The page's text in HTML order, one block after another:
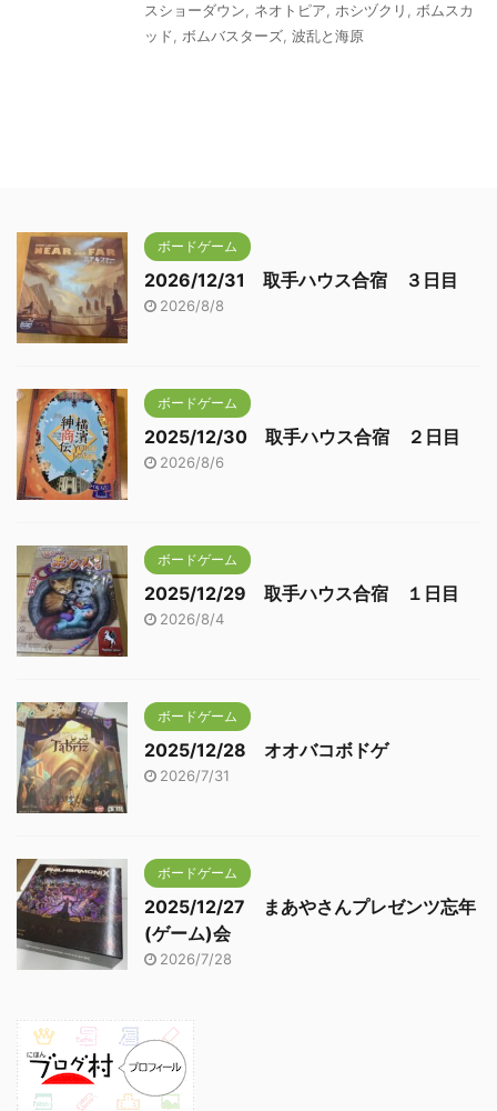
スショーダウン
ネオトピア ホシヅクリ
ボムスカ
ッド
ボムバスターズ 波乱と海原
ボードゲーム
2026/12/31 取手ハウス合宿 ３日目
2026/8/8
ボードゲーム
2025/12/30 取手ハウス合宿 ２日目
2026/8/6
ボードゲーム
2025/12/29 取手ハウス合宿 １日目
2026/8/4
ボードゲーム
2025/12/28 オオバコボドゲ
2026/7/31
ボードゲーム
2025/12/27 まあやさんプレゼンツ忘年
(ゲーム)会
2026/7/28